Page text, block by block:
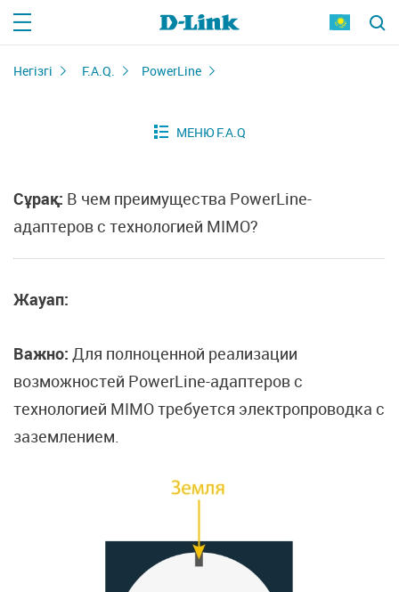
Негізгі F.A.Q. PowerLine
Сұрақ: В чем преимущества PowerLine-
адаптеров с технологией MIMO?
Жауап:
Важно: Для полноценной реализации
возможностей PowerLine-адаптеров с
технологией MIMO требуется электропроводка с
заземлением.